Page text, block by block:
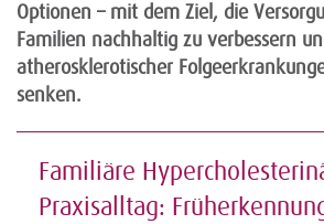
Optionen – mit dem Ziel, die
Familien nachhaltig zu verbessern
atherosklerotischer
senken.
Familiäre
Praxisalltag: